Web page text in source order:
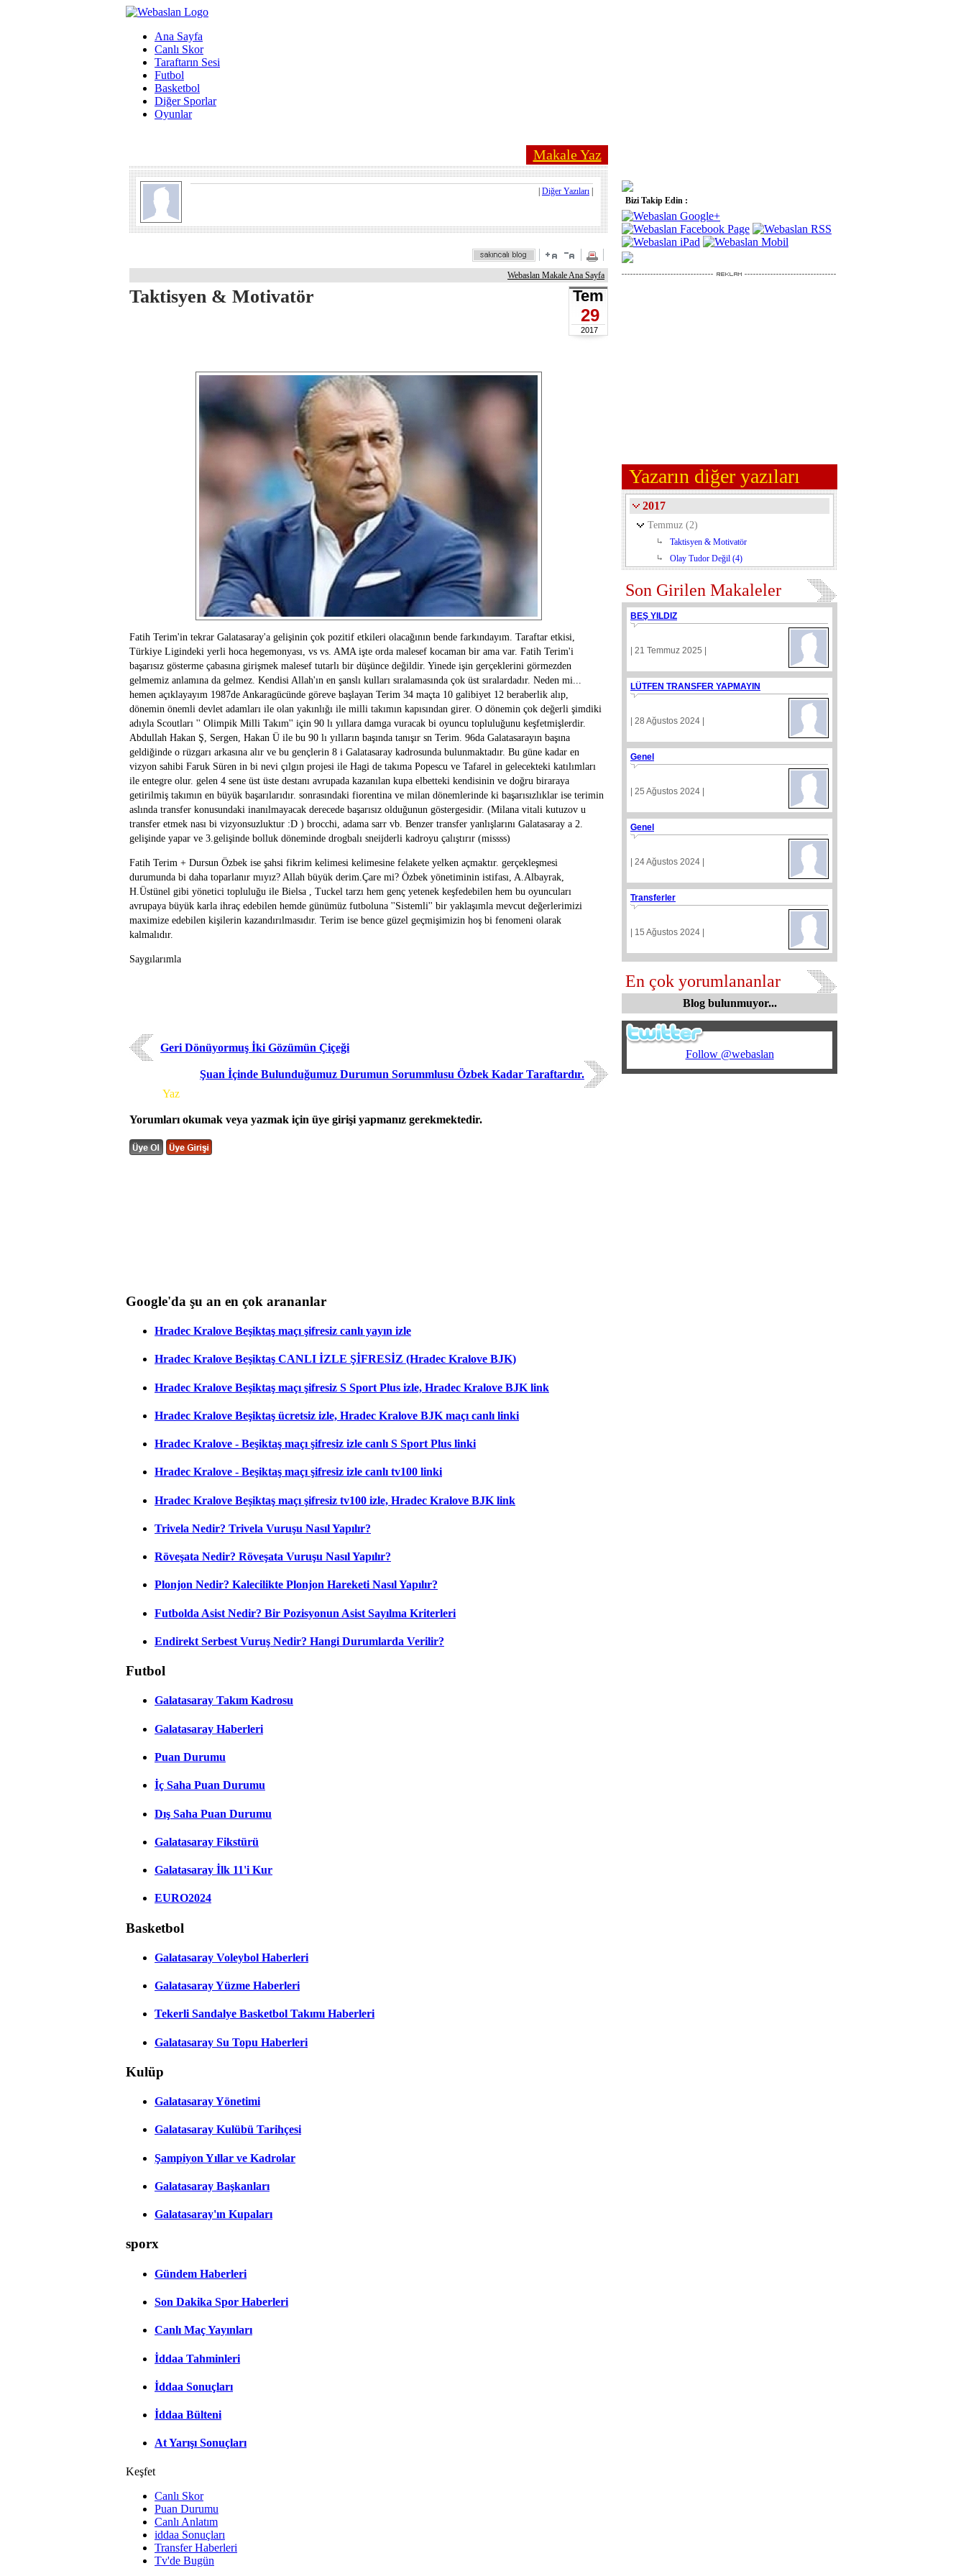
Ana Sayfa
Canlı Skor
Taraftarın Sesi
Futbol
Basketbol
Diğer Sporlar
Oyunlar
Makale Yaz
Diğer Yazıları
Webaslan Makale Ana Sayfa
Taktisyen & Motivatör Tem
29
2017
Fatih Terim'in tekrar Galatasaray'a gelişinin çok pozitif etkileri olacağının bende farkındayım. Taraftar etkisi,
Türkiye Ligindeki yerli hoca hegemonyası, vs vs. AMA işte orda malesef kocaman bir ama var. Fatih Terim'i
başarısız gösterme çabasına girişmek malesef tutarlı bir düşünce değildir. Yinede işin gerçeklerini görmezden
gelmemiz anlamına da gelmez. Kendisi Allah'ın en şanslı kulları sıralamasında çok üst sıralardadır. Neden mi...
hemen açıklayayım 1987de Ankaragücünde göreve başlayan Terim 34 maçta 10 galibiyet 12 beraberlik alıp,
dönemin önemli devlet adamları ile olan yakınlığı ile milli takımın kapısından girer. O dönemin çok değerli şimdiki
adıyla Scoutları '' Olimpik Milli Takım'' için 90 lı yıllara damga vuracak bi oyuncu topluluğunu keşfetmişlerdir.
Abdullah Hakan Ş, Sergen, Hakan Ü ile bu 90 lı yılların başında tanışır sn Terim. 96da Galatasarayın başına
geldiğinde o rüzgarı arkasına alır ve bu gençlerin 8 i Galatasaray kadrosunda bulunmaktadır. Bu güne kadar en
vizyon sahibi Faruk Süren in bi nevi çılgın projesi ile Hagi de takıma Popescu ve Tafarel in gelecekteki katılımları
ile entegre olur. gelen 4 sene üst üste destanı avrupada kazanılan kupa elbetteki kendisinin ve doğru biraraya
getirilmiş takımın en büyük başarılarıdır. sonrasındaki fiorentina ve milan dönemlerinde ki başarısızlıklar ise terimin
aslında transfer konusundaki inanılmayacak derecede başarısız olduğunun göstergesidir. (Milana vitali kutuzov u
transfer etmek nası bi vizyonsuzluktur :D ) brocchi, adama sarr vb. Benzer transfer yanlışlarını Galatasaray a 2.
gelişinde yapar ve 3.gelişinde bolluk döneminde drogbalı sneijderli kadroyu çalıştırır (missss)
Fatih Terim + Dursun Özbek ise şahsi fikrim kelimesi kelimesine felakete yelken açmaktır. gerçekleşmesi
durumunda bi daha toparlanır mıyız? Allah büyük derim.Çare mi? Özbek yönetiminin istifası, A.Albayrak,
H.Üstünel gibi yönetici topluluğu ile Bielsa , Tuckel tarzı hem genç yetenek keşfedebilen hem bu oyuncuları
avrupaya büyük karla ihraç edebilen hemde günümüz futboluna ''Sistemli'' bir yaklaşımla mevcut değerlerimizi
maximize edebilen kişilerin kazandırılmasıdır. Terim ise bence güzel geçmişimizin hoş bi fenomeni olarak
kalmalıdır.
Saygılarımla
Geri Dönüyormuş İki Gözümün Çiçeği
Şuan İçinde Bulunduğumuz Durumun Sorummlusu Özbek Kadar Taraftardır.
Yaz
Yorumları okumak veya yazmak için üye girişi yapmanız gerekmektedir.
Bizi Takip Edin :
Yazarın diğer yazıları
2017
Temmuz (2)
Taktisyen & Motivatör
Olay Tudor Değil (4)
Son Girilen Makaleler
BEŞ YILDIZ
| 21 Temmuz 2025 |
LÜTFEN TRANSFER YAPMAYIN
| 28 Ağustos 2024 |
Genel
| 25 Ağustos 2024 |
Genel
| 24 Ağustos 2024 |
Transferler
| 15 Ağustos 2024 |
En çok yorumlananlar
Blog bulunmuyor...
Follow @webaslan
Google'da şu an en çok arananlar
Hradec Kralove Beşiktaş maçı şifresiz canlı yayın izle
Hradec Kralove Beşiktaş CANLI İZLE ŞİFRESİZ (Hradec Kralove BJK)
Hradec Kralove Beşiktaş maçı şifresiz S Sport Plus izle, Hradec Kralove BJK link
Hradec Kralove Beşiktaş ücretsiz izle, Hradec Kralove BJK maçı canlı linki
Hradec Kralove - Beşiktaş maçı şifresiz izle canlı S Sport Plus linki
Hradec Kralove - Beşiktaş maçı şifresiz izle canlı tv100 linki
Hradec Kralove Beşiktaş maçı şifresiz tv100 izle, Hradec Kralove BJK link
Trivela Nedir? Trivela Vuruşu Nasıl Yapılır?
Röveşata Nedir? Röveşata Vuruşu Nasıl Yapılır?
Plonjon Nedir? Kalecilikte Plonjon Hareketi Nasıl Yapılır?
Futbolda Asist Nedir? Bir Pozisyonun Asist Sayılma Kriterleri
Endirekt Serbest Vuruş Nedir? Hangi Durumlarda Verilir?
Futbol
Galatasaray Takım Kadrosu
Galatasaray Haberleri
Puan Durumu
İç Saha Puan Durumu
Dış Saha Puan Durumu
Galatasaray Fikstürü
Galatasaray İlk 11'i Kur
EURO2024
Basketbol
Galatasaray Voleybol Haberleri
Galatasaray Yüzme Haberleri
Tekerli Sandalye Basketbol Takımı Haberleri
Galatasaray Su Topu Haberleri
Kulüp
Galatasaray Yönetimi
Galatasaray Kulübü Tarihçesi
Şampiyon Yıllar ve Kadrolar
Galatasaray Başkanları
Galatasaray'ın Kupaları
sporx
Gündem Haberleri
Son Dakika Spor Haberleri
Canlı Maç Yayınları
İddaa Tahminleri
İddaa Sonuçları
İddaa Bülteni
At Yarışı Sonuçları
Keşfet
Canlı Skor
Puan Durumu
Canlı Anlatım
iddaa Sonuçları
Transfer Haberleri
Tv'de Bugün